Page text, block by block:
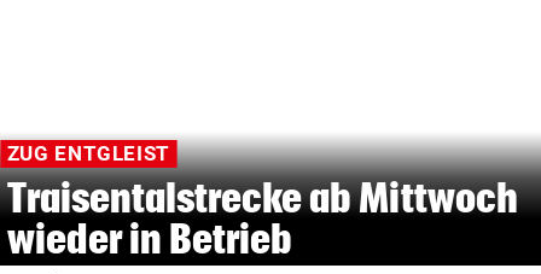
ZUG ENTGLEIST
Traisentalstrecke ab Mittwoch
wieder in Betrieb